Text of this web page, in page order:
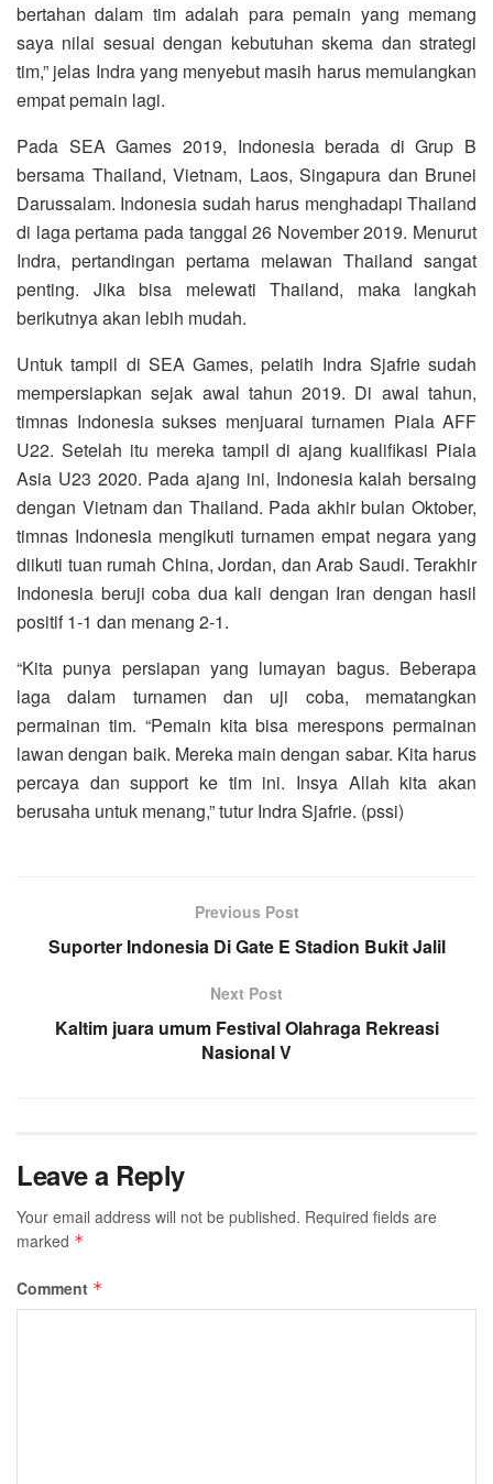
bertahan dalam tim adalah para pemain yang memang
saya nilai sesuai dengan kebutuhan skema dan strategi
tim,” jelas Indra yang menyebut masih harus memulangkan
empat pemain lagi.
Pada SEA Games 2019, Indonesia berada di Grup B
bersama Thailand, Vietnam, Laos, Singapura dan Brunei
Darussalam. Indonesia sudah harus menghadapi Thailand
di laga pertama pada tanggal 26 November 2019. Menurut
Indra, pertandingan pertama melawan Thailand sangat
penting. Jika bisa melewati Thailand, maka langkah
berikutnya akan lebih mudah.
Untuk tampil di SEA Games, pelatih Indra Sjafrie sudah
mempersiapkan sejak awal tahun 2019. Di awal tahun,
timnas Indonesia sukses menjuarai turnamen Piala AFF
U22. Setelah itu mereka tampil di ajang kualifikasi Piala
Asia U23 2020. Pada ajang ini, Indonesia kalah bersaing
dengan Vietnam dan Thailand. Pada akhir bulan Oktober,
timnas Indonesia mengikuti turnamen empat negara yang
diikuti tuan rumah China, Jordan, dan Arab Saudi. Terakhir
Indonesia beruji coba dua kali dengan Iran dengan hasil
positif 1-1 dan menang 2-1.
“Kita punya persiapan yang lumayan bagus. Beberapa
laga dalam turnamen dan uji coba, mematangkan
permainan tim. “Pemain kita bisa merespons permainan
lawan dengan baik. Mereka main dengan sabar. Kita harus
percaya dan support ke tim ini. Insya Allah kita akan
berusaha untuk menang,” tutur Indra Sjafrie. (pssi)
Previous Post
Suporter Indonesia Di Gate E Stadion Bukit Jalil
Next Post
Kaltim juara umum Festival Olahraga Rekreasi
Nasional V
Leave a Reply
Your email address will not be published. Required fields are
marked *
Comment *